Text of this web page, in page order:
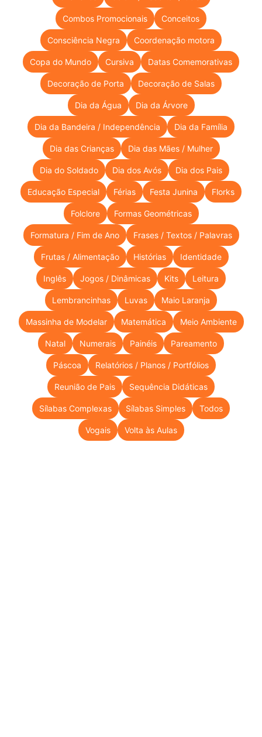
Combos Promocionais Conceitos
Consciência Negra Coordenação motora
Copa do Mundo Cursiva Datas Comemorativas
Decoração de Porta Decoração de Salas
Dia da Água Dia da Árvore
Dia da Bandeira / Independência Dia da Família
Dia das Crianças Dia das Mães / Mulher
Dia do Soldado Dia dos Avós Dia dos Pais
Educação Especial Férias Festa Junina Florks
Folclore Formas Geométricas
Formatura / Fim de Ano Frases / Textos / Palavras
Frutas / Alimentação Histórias Identidade
Inglês Jogos / Dinâmicas Kits Leitura
Lembrancinhas Luvas Maio Laranja
Massinha de Modelar Matemática Meio Ambiente
Natal Numerais Painéis Pareamento
Páscoa Relatórios / Planos / Portfólios
Reunião de Pais Sequência Didáticas
Sílabas Complexas Sílabas Simples Todos
Vogais Volta às Aulas